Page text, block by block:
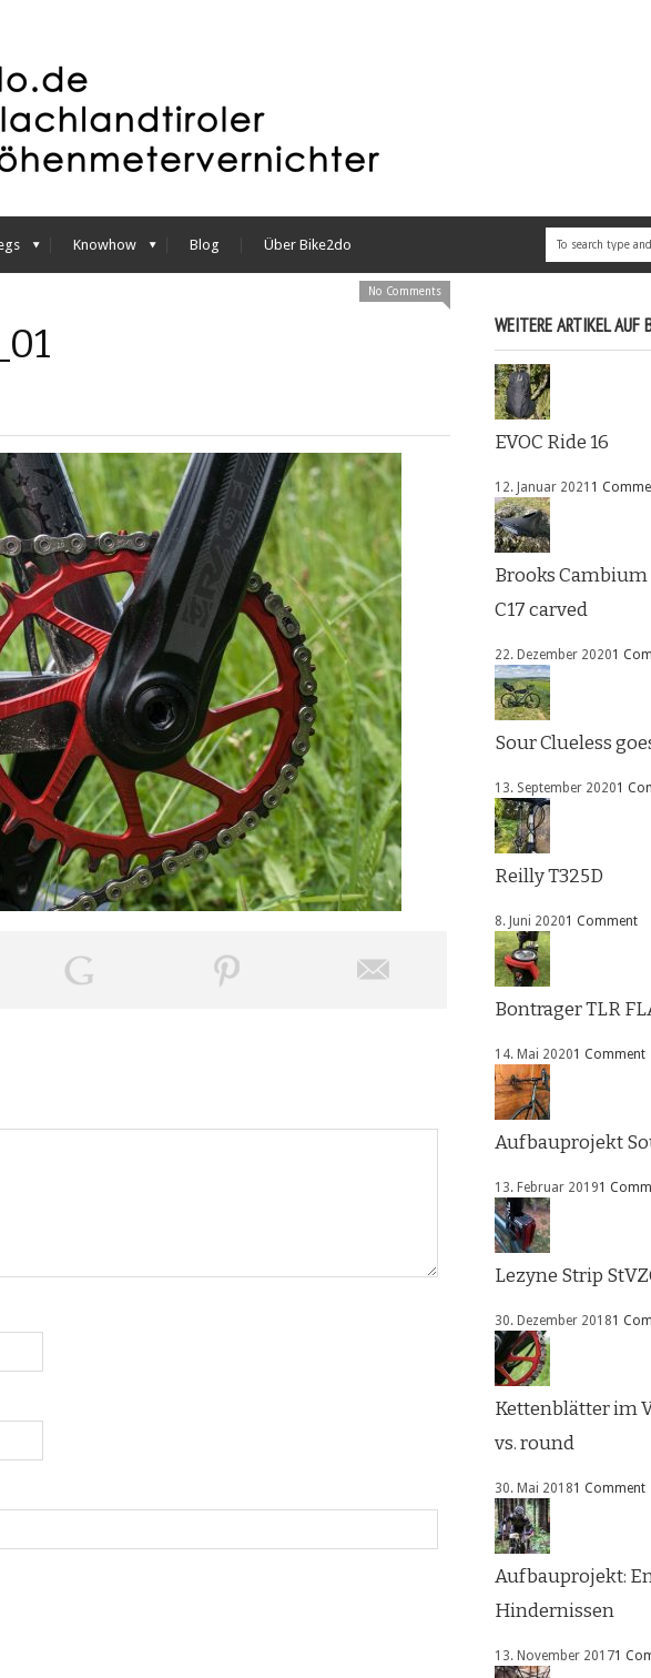
Knowhow Blog Über Bike2do
No Comments
WEITERE ARTIKEL AUF
EVOC Ride 16
12. Januar 2021 1
Brooks Cambium
C17 carved
22. Dezember 20201
Sour Clueless
13. September 20201
Reilly T325D
8. Juni 20201 Comment
Bontrager TLR
14. Mai 20201 Comment
Aufbauprojekt
13. Februar 20191
Lezyne Strip
30. Dezember 20181
Kettenblätter im
vs. round
30. Mai 20181 Comment
Aufbauprojekt:
Hindernissen
13. November 20171